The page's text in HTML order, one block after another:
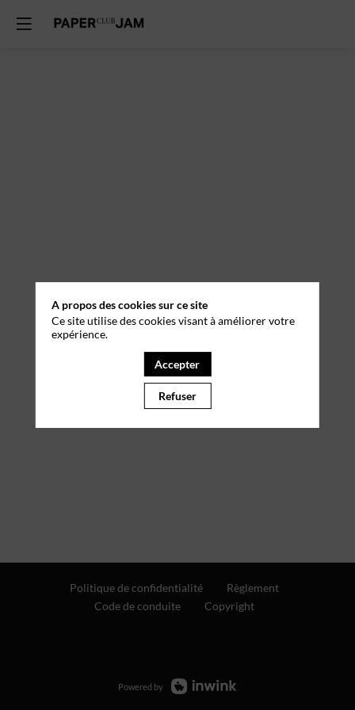
Politique de confidentialité
Règlement
Code de conduite
Copyright
Powered by
A propos des cookies sur ce site
Ce site utilise des cookies visant à améliorer votre
expérience.
Accepter
Refuser